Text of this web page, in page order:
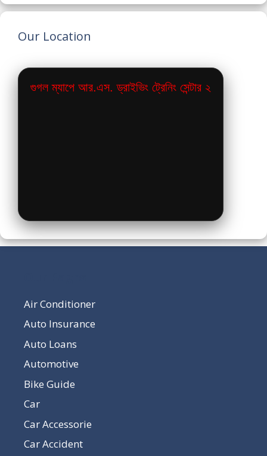
Our Location
গুগল ম্যাপে আর.এস. ড্রাইভিং ট্রেনিং সেন্টার ২
Air Conditioner
Auto Insurance
Auto Loans
Automotive
Bike Guide
Car
Car Accessorie
Car Accident